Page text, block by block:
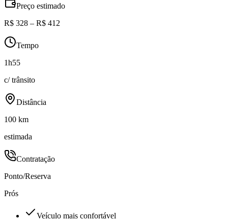
Preço estimado
R$ 328 – R$ 412
Tempo
1h55
c/ trânsito
Distância
100 km
estimada
Contratação
Ponto/Reserva
Prós
Veículo mais confortável